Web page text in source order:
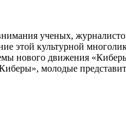
ученых,
этой культурной
нового движения
молодые